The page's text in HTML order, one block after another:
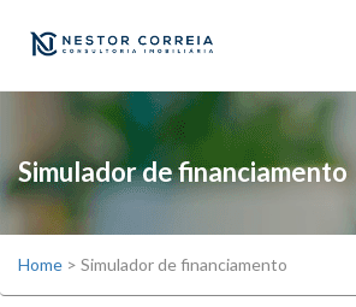
Simulador de financiamento
Home > Simulador de financiamento